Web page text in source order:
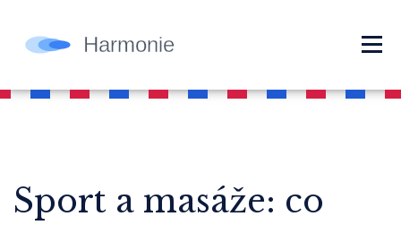
Sport a masáže: co